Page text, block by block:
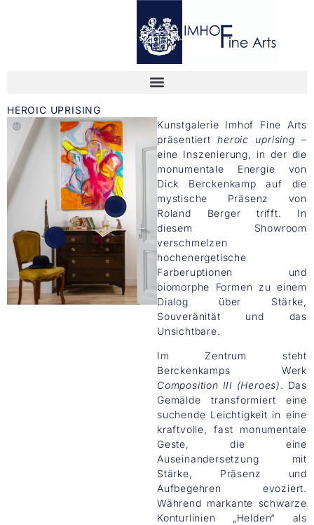
HEROIC UPRISING
Kunstgalerie Imhof Fine Arts
präsentiertheroic uprising–
eine Inszenierung, in der die
monumentale Energie von
Dick Berckenkamp auf die
mystische Präsenz von
Roland Berger trifft. In
diesem Showroom
verschmelzen
hochenergetische
Farberuptionen und
biomorphe Formen zu einem
Dialog über Stärke,
Souveränität und das
Unsichtbare.
Im Zentrum steht
Berckenkamps Werk
Composition III (Heroes). Das
Gemälde transformiert eine
suchende Leichtigkeit in eine
kraftvolle, fast monumentale
Geste, die eine
Auseinandersetzung mit
Stärke, Präsenz und
Aufbegehren evoziert.
Während markante schwarze
Konturlinien „Helden“ als